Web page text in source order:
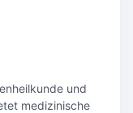
und
medizinische